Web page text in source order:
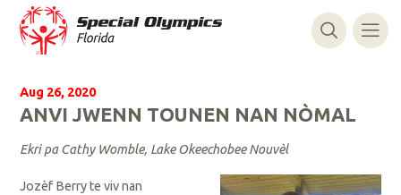
Aug 26, 2020
ANVI JWENN TOUNEN NAN NÒMAL
Ekri pa Cathy Womble, Lake Okeechobee Nouvèl
Jozèf Berry te viv nan